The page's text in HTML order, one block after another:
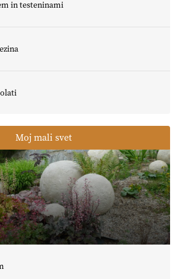
in testeninami
Moj mali svet